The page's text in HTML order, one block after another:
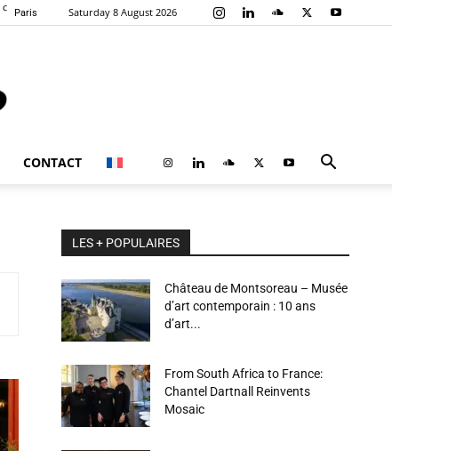
C Paris Saturday 8 August 2026
CONTACT
LES + POPULAIRES
Château de Montsoreau – Musée
d’art contemporain : 10 ans
d’art...
From South Africa to France:
Chantel Dartnall Reinvents
Mosaic